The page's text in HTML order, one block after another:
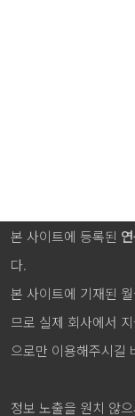
본 사이트에 등록된
다.
본 사이트에 기재된
므로 실제 회사에서
으로만 이용해주시길
정보 노출을 원치 않